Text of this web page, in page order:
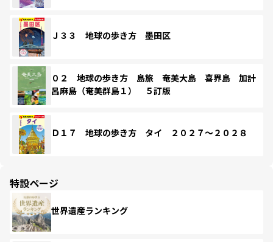
Ｊ３３ 地球の歩き方 墨田区
０２ 地球の歩き方 島旅 奄美大島 喜界島 加計
呂麻島（奄美群島１） ５訂版
Ｄ１７ 地球の歩き方 タイ ２０２７～２０２８
特設ページ
世界遺産ランキング